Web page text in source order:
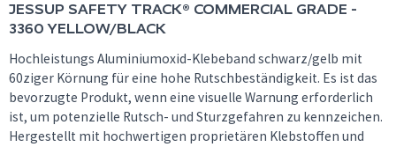
JESSUP SAFETY TRACK® COMMERCIAL GRADE -
3360 YELLOW/BLACK
Hochleistungs Aluminiumoxid-Klebeband schwarz/gelb mit
60ziger Körnung für eine hohe Rutschbeständigkeit. Es ist das
bevorzugte Produkt, wenn eine visuelle Warnung erforderlich
ist, um potenzielle Rutsch- und Sturzgefahren zu kennzeichen.
Hergestellt mit hochwertigen proprietären Klebstoffen und